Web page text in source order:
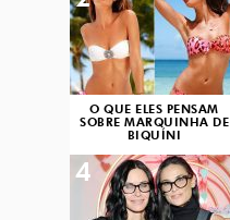
O QUE ELES PENSAM
SOBRE MARQUINHA DE
BIQUÍNI
4